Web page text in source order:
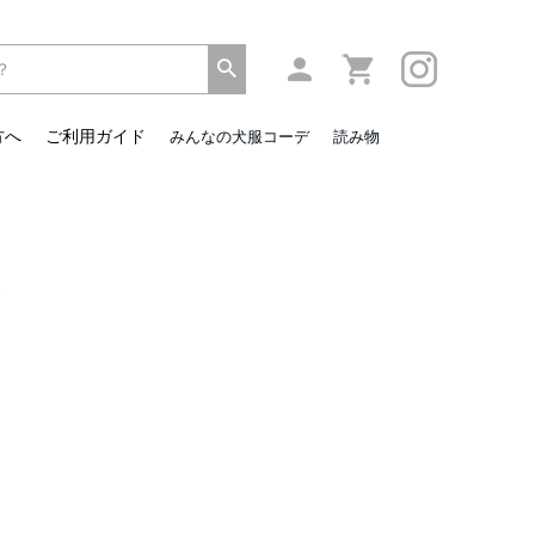
へ ご利用ガイド みんなの犬服コーデ 読み物